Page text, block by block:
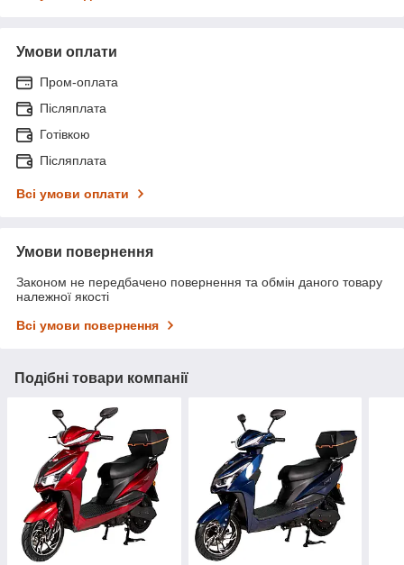
Умови оплати
Пром-оплата
Післяплата
Готівкою
Післяплата
Всі умови оплати
Умови повернення
Законом не передбачено повернення та обмін даного товару
належної якості
Всі умови повернення
Подібні товари компанії